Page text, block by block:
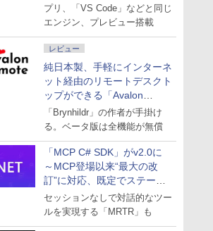
プリ、「VS Code」などと同じ
エンジン、プレビュー搭載
レビュー
純日本製、手軽にインターネ
ット経由のリモートデスクト
ップができる「Avalon
remote」
「Brynhildr」の作者が手掛け
る。ベータ版は全機能が無償
「MCP C# SDK」がv2.0に
～MCP登場以来“最大の改
訂”に対応、既定でステート
レスへ
セッションなしで対話的なツー
ルを実現する「MRTR」も